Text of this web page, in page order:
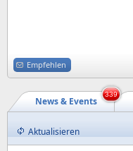
Empfehlen
News & Events
339
Aktualisieren